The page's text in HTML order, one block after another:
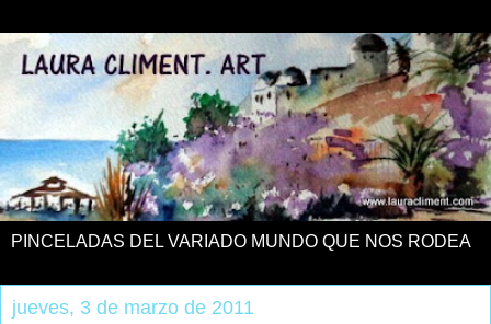
PINCELADAS DEL VARIADO MUNDO QUE NOS RODEA
jueves, 3 de marzo de 2011